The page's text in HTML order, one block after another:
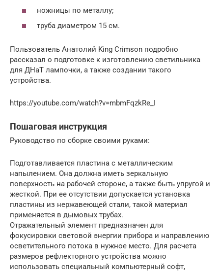
ножницы по металлу;
труба диаметром 15 см.
Пользователь Анатолий King Crimson подробно
рассказал о подготовке к изготовлению светильника
для ДНаТ лампочки, а также создании такого
устройства.
https://youtube.com/watch?v=mbmFqzkRe_I
Пошаговая инструкция
Руководство по сборке своими руками:
Подготавливается пластина с металлическим
напылением. Она должна иметь зеркальную
поверхность на рабочей стороне, а также быть упругой и
жесткой. При ее отсутствии допускается установка
пластины из нержавеющей стали, такой материал
применяется в дымовых трубах.
Отражательный элемент предназначен для
фокусировки световой энергии прибора и направлению
осветительного потока в нужное место. Для расчета
размеров рефлекторного устройства можно
использовать специальный компьютерный софт,